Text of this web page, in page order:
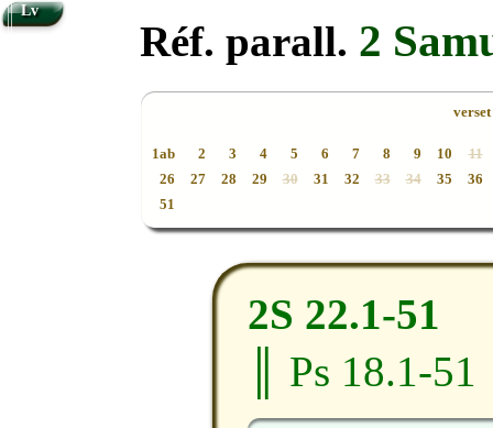
Réf. parall. 2
verset
1ab 2 3 4 5 6 7 8 9 10
11
26
27 28 29 30 31 32 33 34 35
36
51
2S 22.1-51
║ Ps 18.1-51
Lv